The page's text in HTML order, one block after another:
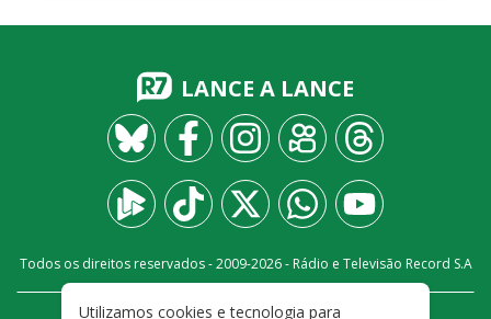
LANCE A LANCE
Todos os direitos reservados - 2009-2026- Rádio e Televisão Record S.A
Utilizamos cookies e tecnologia para